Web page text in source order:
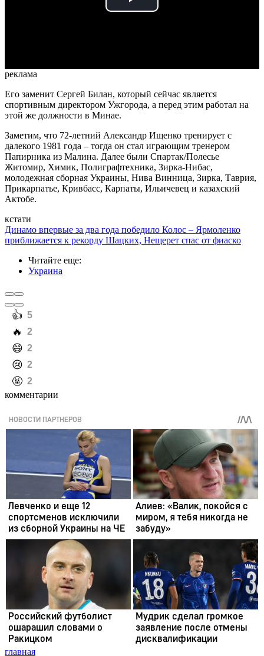
Play
реклама
Его заменит Сергей Билан, который сейчас является
спортивным директором Ужгорода, а перед этим работал на
этой же должности в Минае.
Заметим, что 72-летний Александр Ищенко тренирует с
далекого 1981 года – тогда он стал играющим тренером
Папирника из Малина. Далее были Спартак/Полесье
Житомир, Химик, Полиграфтехника, Зирка-Нибас,
молодежная сборная Украины, Нива Винница, Зирка, Таврия,
Прикарпатье, Кривбасс, Карпаты, Ильичевец и казахский
Актобе.
кстати
Динамо впервые за два года победило Колос – Ярмоленко
приближается к рекорду Шацких, Нещерет спас от фиаско
Читайте еще:
Украина
️👍 5
️🔥 2
️😄 2
️😢 2
️🤬 2
комментарии
главная